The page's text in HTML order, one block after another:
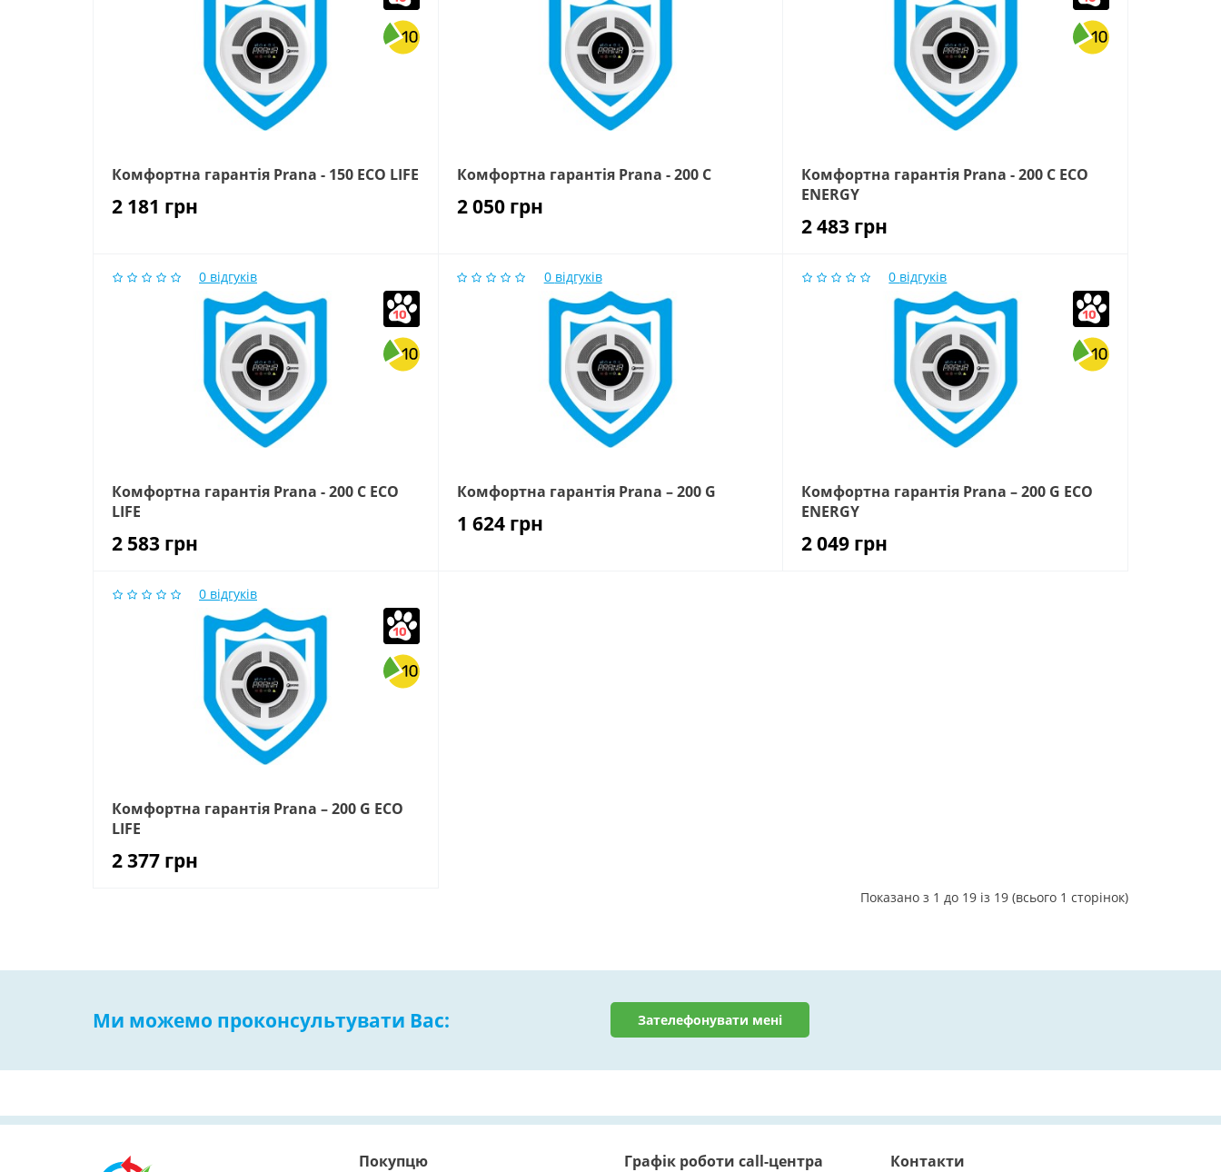
Комфортна гарантія Prana - 150 ECO LIFE
2 181 грн
Комфортна гарантія Prana - 200 C
2 050грн
Комфортна гарантія Prana - 200 C ECO
ENERGY
2 483 грн
0 відгуків
Комфортна гарантія Prana - 200 C ECO
LIFE
2 583 грн
0 відгуків
Комфортна гарантія Prana – 200 G
1 624грн
0 відгуків
Комфортна гарантія Prana – 200 G ECO
ENERGY
2 049 грн
0 відгуків
Комфортна гарантія Prana – 200 G ECO
LIFE
2 377 грн
Показано з 1 до 19 із 19 (всього 1 сторінок)
Ми можемо проконсультувати Вас: Зателефонувати мені
Покупцю Графік роботи call-центра Контакти